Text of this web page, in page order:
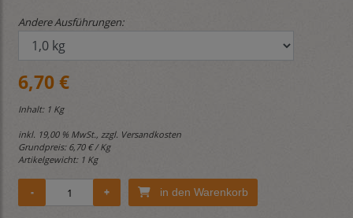
Andere Ausführungen:
6,70 €
Inhalt: 1 Kg
inkl. 19,00 % MwSt., zzgl. Versandkosten
Grundpreis: 6,70 € / Kg
Artikelgewicht: 1 Kg
in den Warenkorb